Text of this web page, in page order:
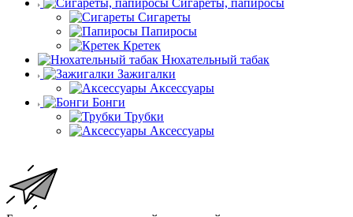
Сигареты
Папиросы
Кретек
Нюхательный табак
Зажигалки
Аксессуары
Бонги
Трубки
Аксессуары